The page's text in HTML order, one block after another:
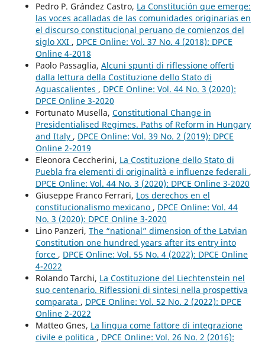
Pedro P. Grández Castro, La Constitución que emerge:
las voces acalladas de las comunidades originarias en
el discurso constitucional peruano de comienzos del
siglo XXI , DPCE Online: Vol. 37 No. 4 (2018): DPCE
Online 4-2018
Paolo Passaglia, Alcuni spunti di riflessione offerti
dalla lettura della Costituzione dello Stato di
Aguascalientes , DPCE Online: Vol. 44 No. 3 (2020):
DPCE Online 3-2020
Fortunato Musella, Constitutional Change in
Presidentialised Regimes. Paths of Reform in Hungary
and Italy , DPCE Online: Vol. 39 No. 2 (2019): DPCE
Online 2-2019
Eleonora Ceccherini, La Costituzione dello Stato di
Puebla fra elementi di originalità e influenze federali ,
DPCE Online: Vol. 44 No. 3 (2020): DPCE Online 3-2020
Giuseppe Franco Ferrari, Los derechos en el
constitucionalismo mexicano , DPCE Online: Vol. 44
No. 3 (2020): DPCE Online 3-2020
Lino Panzeri, The “national” dimension of the Latvian
Constitution one hundred years after its entry into
force , DPCE Online: Vol. 55 No. 4 (2022): DPCE Online
4-2022
Rolando Tarchi, La Costituzione del Liechtenstein nel
suo centenario. Riflessioni di sintesi nella prospettiva
comparata , DPCE Online: Vol. 52 No. 2 (2022): DPCE
Online 2-2022
Matteo Gnes, La lingua come fattore di integrazione
civile e politica , DPCE Online: Vol. 26 No. 2 (2016):